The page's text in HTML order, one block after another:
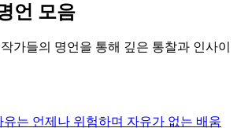
언 모음
가들의 명언을 통해 깊은 통찰과 인사이
유는 언제나 위험하며 자유가 없는 배움